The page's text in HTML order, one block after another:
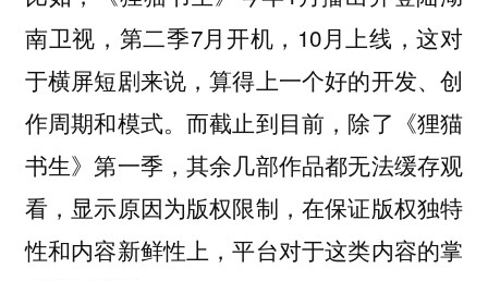
南卫视，第二季7月开机，10月上线，这对
于横屏短剧来说，算得上一个好的开发、创
作周期和模式。而截止到目前，除了《狸猫
书生》第一季，其余几部作品都无法缓存观
看，显示原因为版权限制，在保证版权独特
性和内容新鲜性上，平台对于这类内容的掌